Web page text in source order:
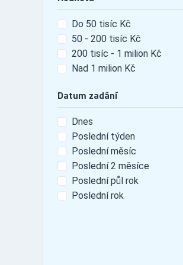
tunning
Automobily - leasing
Automobily - pneu
Automobily - příslušenství
Automobily - prodej
nákladní vozy
Automobily - prodej - osobní
vozy
Automobily - prodej -
užitkové vozy
Automobily - půjčovny
Automobily - půjčovny -
nákladní vozy
Automobily - půjčovny -
Do 50 tisíc Kč
50 - 200 tisíc Kč
200 tisíc - 1 milion Kč
Nad 1 milion Kč
Datum zadání
Dnes
Poslední týden
Poslední měsíc
Poslední 2 měsíce
Poslední půl rok
Poslední rok